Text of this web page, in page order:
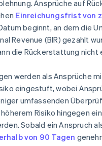
Ansprüche auf
Einreichungsfrist von
beginnt, an dem die
Revenue (BIR) gezahlt
die Rückerstattung nicht
werden als Ansprüche
eingestuft, wobei
umfassenden
Risiko hingegen
Sobald ein Anspruch
von 90 Tagen